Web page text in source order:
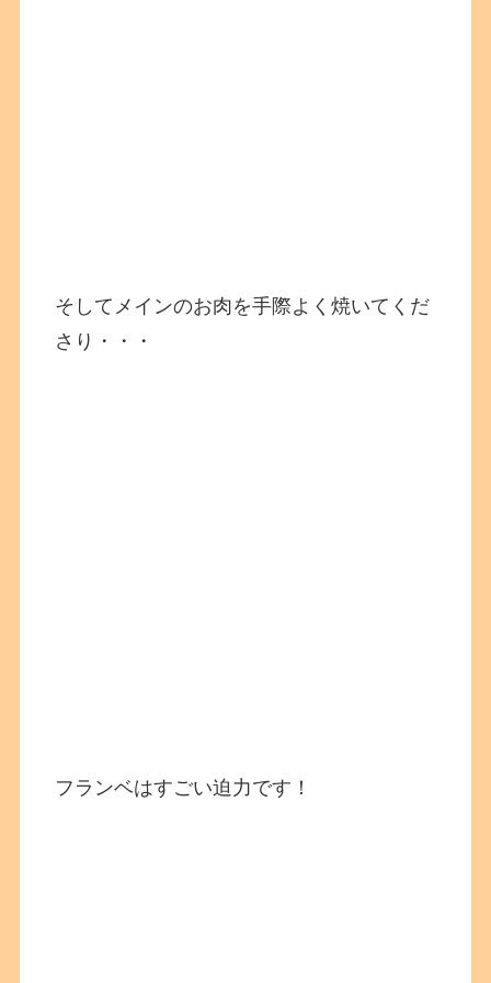
そしてメインのお肉を手際よく焼いてくだ
さり・・・
フランベはすごい迫力です！